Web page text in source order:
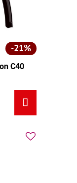
21%
C40